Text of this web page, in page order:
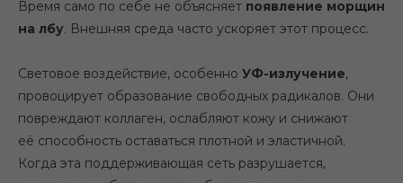
Время само по себе не объясняет появление морщин
на лбу. Внешняя среда часто ускоряет этот процесс.
Световое воздействие, особенно УФ-излучение,
провоцирует образование свободных радикалов. Они
повреждают коллаген, ослабляют кожу и снижают
её способность оставаться плотной и эластичной.
Когда эта поддерживающая сеть разрушается,